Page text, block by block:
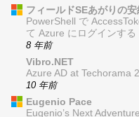
フィールドSEあがりの
PowerShell で
て Azure にログインする
8 年前
Vibro.NET
Azure AD at Techorama
10 年前
Eugenio Pace
Eugenio’s Next Adventure